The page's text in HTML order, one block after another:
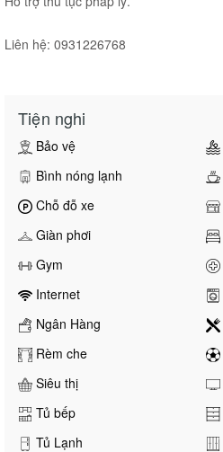
Liên hệ: 0931226768
Tiện nghi
Bảo vệ
Bình nóng lạnh
Chỗ đỗ xe
Giàn phơi
Gym
Internet
Ngân Hàng
Rèm che
Siêu thị
Tủ bếp
Tủ Lạnh